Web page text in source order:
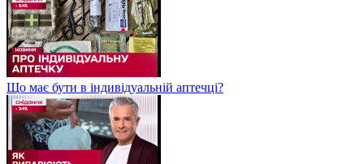
Що має бути в індивідуальній аптечці?